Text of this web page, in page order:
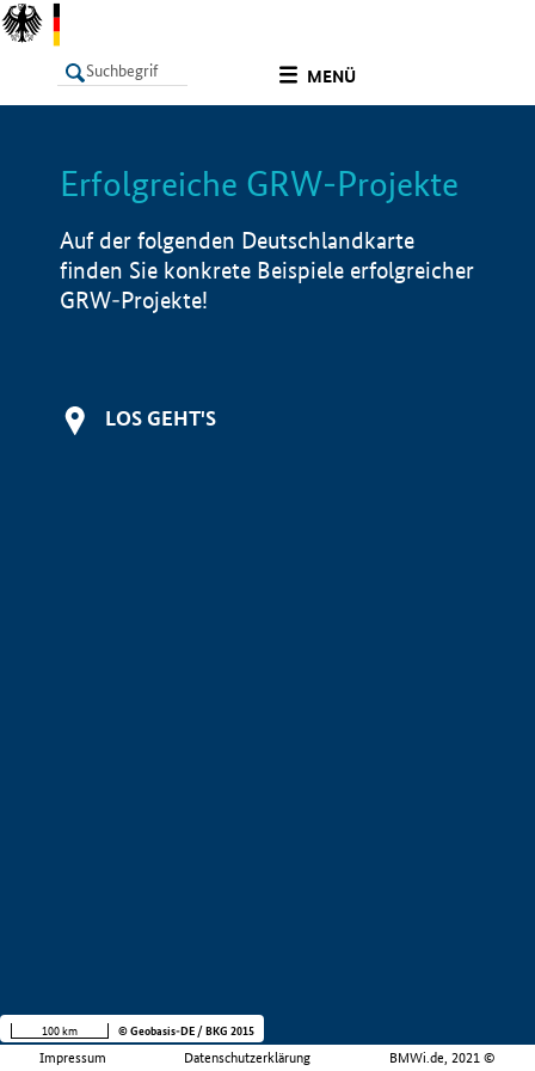
MENÜ
LISTE Info
Erfolgreiche GRW-Projekte
Auf der folgenden Deutschlandkarte
finden Sie konkrete Beispiele erfolgreicher
GRW-Projekte!
LOS GEHT'S
Impressum Datenschutzerklärung BMWi.de, 2021 ©
100 km © Geobasis-DE / BKG 2015